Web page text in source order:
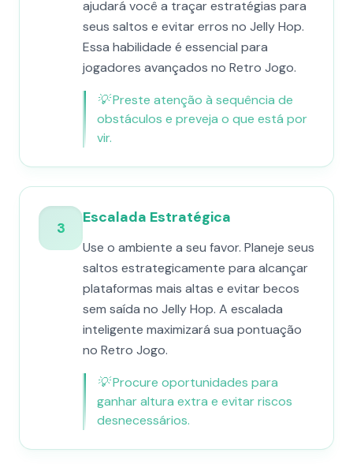
ajudará você a traçar estratégias para
seus saltos e evitar erros no Jelly Hop.
Essa habilidade é essencial para
jogadores avançados no Retro Jogo.
💡Preste atenção à sequência de
obstáculos e preveja o que está por
vir.
3
Escalada Estratégica
Use o ambiente a seu favor. Planeje seus
saltos estrategicamente para alcançar
plataformas mais altas e evitar becos
sem saída no Jelly Hop. A escalada
inteligente maximizará sua pontuação
no Retro Jogo.
💡Procure oportunidades para
ganhar altura extra e evitar riscos
desnecessários.